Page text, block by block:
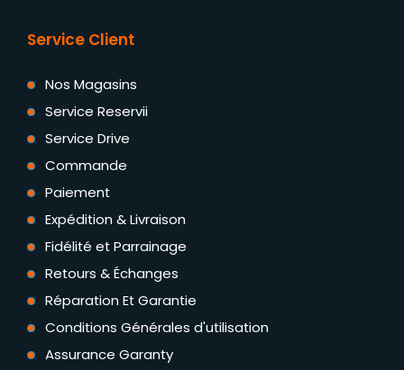
Service Client
Nos Magasins
Service Reservii
Service Drive
Commande
Paiement
Expédition & Livraison
Fidélité et Parrainage
Retours & Échanges
Réparation Et Garantie
Conditions Générales d'utilisation
Assurance Garanty